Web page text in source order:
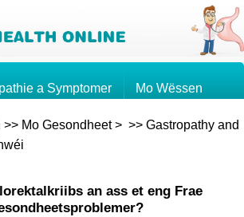
a Symptomer Mo Wëssen
an Äntwerten
>> Mo Gesondheet> >> Gastropathy and
an ass et eng Frae